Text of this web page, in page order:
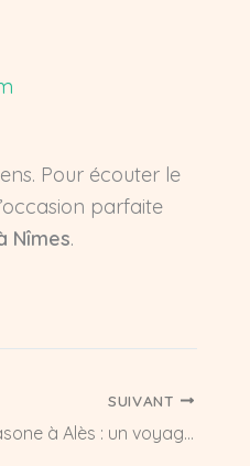
Pour écouter le
parfaite
Nîmes.
SUIVANT
J’ai testé le concert d’Evasone à Alès : un voyage musical entre les années 90 et 2000